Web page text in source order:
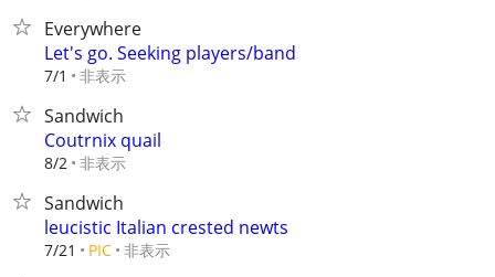
Everywhere
Let's go. Seeking players/band
7/1 非表示
Sandwich
Coutrnix quail
8/2 非表示
Sandwich
leucistic Italian crested newts
7/21 PIC 非表示